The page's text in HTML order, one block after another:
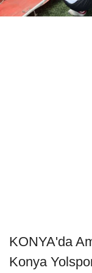
KONYA'da
Konya